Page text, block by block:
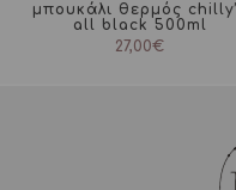
μπουκάλι θερμός
all black 500ml
27,00€